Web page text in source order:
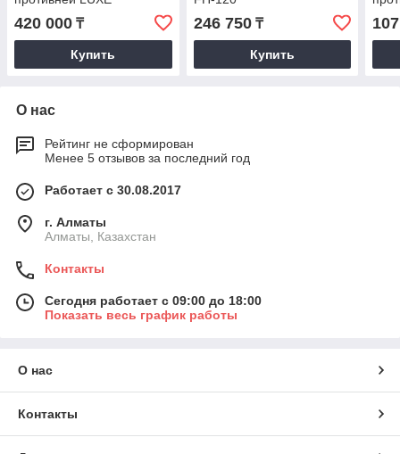
420 000 ₸
Купить
246 750₸
Купить
О нас
Рейтинг не сформирован
Менее 5 отзывов за последний год
Работает с 30.08.2017
г. Алматы
Алматы, Казахстан
Контакты
Сегодня работает с 09:00 до 18:00
Показать весь график работы
О нас
Контакты